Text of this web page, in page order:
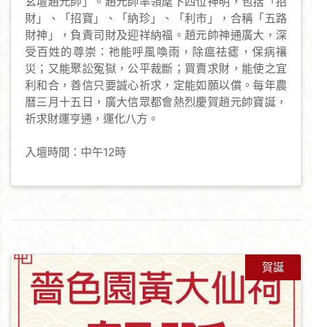
財」、「招寶」、「納珍」、「利市」，合稱「五路
財神」，負責司財及迎祥納福。趙元帥神通廣大，深
受百姓的尊崇：祂能呼風喚雨，除瘟祛瘧，保病禳
災；又能聚訟冤獄，公平裁斷；買賣求財，能使之宜
利和合，善信只要誠心祈求，定能如願以償。每年農
曆三月十五日，廣大信眾都會熱烈慶賀趙元帥寶誕，
祈求財運亨通，運化八方。
入壇時間：中午12時
賀誕